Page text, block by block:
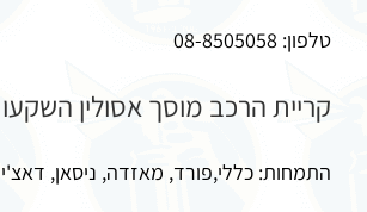
טלפון: 08-8505058
קריית הרכב מוסך אסולין השקעות
התמחות: כללי,פורד, מאזדה, ניסאן,